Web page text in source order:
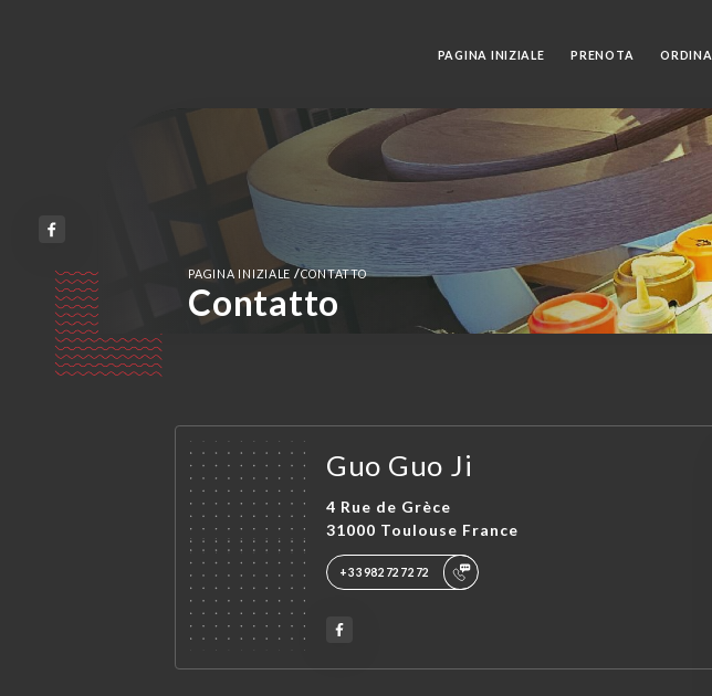
PAGINA INIZIALE PRENOTA ORDINA
PAGINA INIZIALE /CONTATTO
Contatto
Guo Guo Ji
4 Rue de Grèce
31000 Toulouse France
+33982727272